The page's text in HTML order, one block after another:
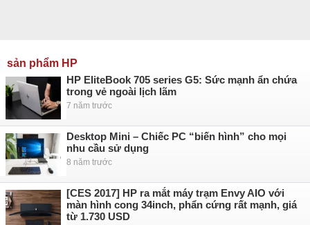
sản phẩm HP
HP EliteBook 705 series G5: Sức mạnh ẩn chứa
trong vẻ ngoài lịch lãm
7 năm trước
Desktop Mini – Chiếc PC “biến hình” cho mọi
nhu cầu sử dụng
8 năm trước
[CES 2017] HP ra mắt máy trạm Envy AIO với
màn hình cong 34inch, phẩn cứng rất mạnh, giá
từ 1.730 USD